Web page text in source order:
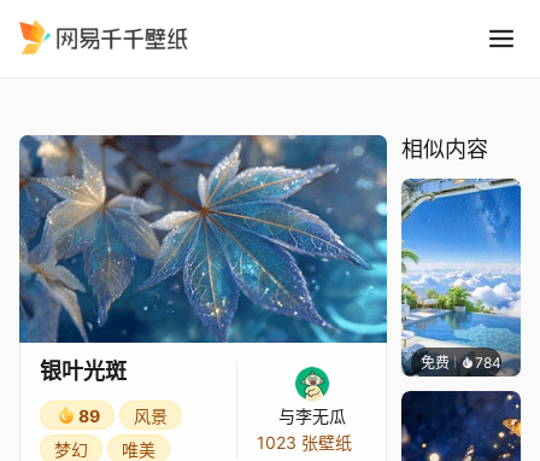
银叶光斑
89
风景
梦幻
唯美
与李无瓜
1023 张壁纸
相似内容
免费 784豆子